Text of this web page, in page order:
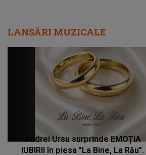
LANSĂRI MUZICALE
Andrei Ursu surprinde EMOȚIA
IUBIRII în piesa "La Bine, La Rău".